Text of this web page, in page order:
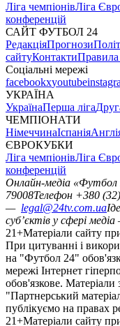
Ліга чемпіонівЛіга
конференцій
САЙТ ФУТБОЛ 24
РедакціяПрогнози
сайтуКонтактиПравила
Соціальні мережі
facebookxyoutube
УКРАЇНА
УкраїнаПерша ліга
ЧЕМПІОНАТИ
НімеччинаІспанія
ЄВРОКУБКИ
Ліга чемпіонівЛіга
конференцій
Онлайн-медіа «Футбол
79008Телефон +380
— legal@24tv.com.ua
суб’єктів у сфері
21+Матеріали сайту
При цитуванні і
на "Футбол 24"
мережі Інтернет
обов'язкове.
"Партнерський
публікуємо на правах
21+Матеріали сайту